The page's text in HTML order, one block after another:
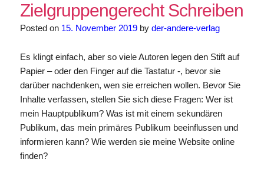
Zielgruppengerecht Schreiben
Posted on 15. November 2019by der-andere-verlag
Es klingt einfach, aber so viele Autoren legen den Stift auf
Papier – oder den Finger auf die Tastatur -, bevor sie
darüber nachdenken, wen sie erreichen wollen. Bevor Sie
Inhalte verfassen, stellen Sie sich diese Fragen: Wer ist
mein Hauptpublikum? Was ist mit einem sekundären
Publikum, das mein primäres Publikum beeinflussen und
informieren kann? Wie werden sie meine Website online
finden?